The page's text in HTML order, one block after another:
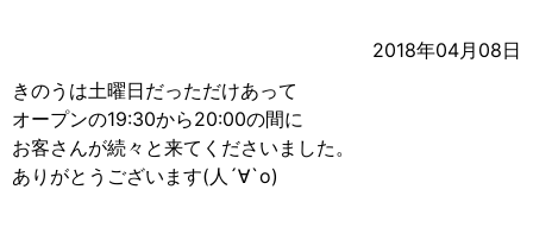
2018年04月08日
きのうは土曜日だっただけあって
オープンの19:30から20:00の間に
お客さんが続々と来てくださいました。
ありがとうございます(人´∀︎`o)